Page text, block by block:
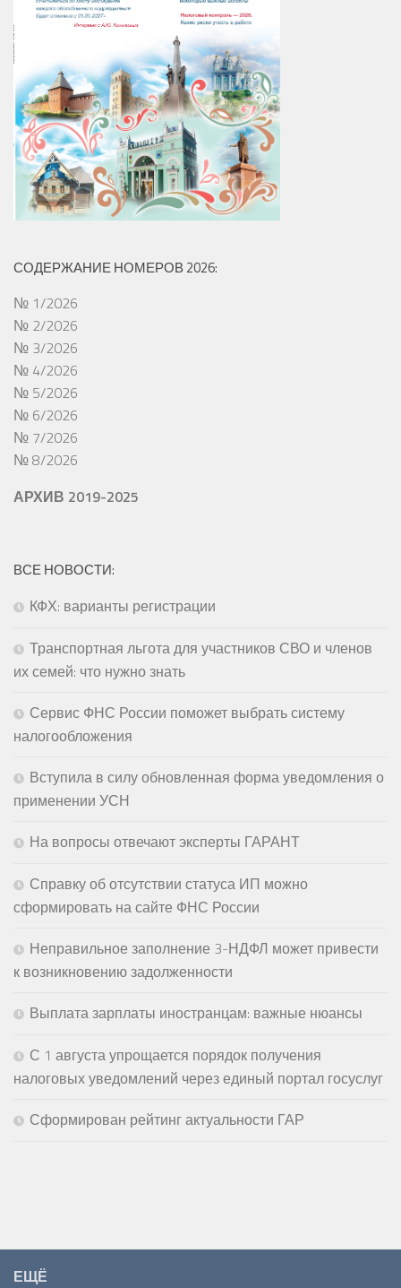
СОДЕРЖАНИЕ НОМЕРОВ 2026:
№ 1/2026
№ 2/2026
№ 3/2026
№ 4/2026
№ 5/2026
№ 6/2026
№ 7/2026
№ 8/2026
АРХИВ 2019-2025
ВСЕ НОВОСТИ:
КФХ: варианты регистрации
Транспортная льгота для участников СВО и членов
их семей: что нужно знать
Сервис ФНС России поможет выбрать систему
налогообложения
Вступила в силу обновленная форма уведомления о
применении УСН
На вопросы отвечают эксперты ГАРАНТ
Справку об отсутствии статуса ИП можно
сформировать на сайте ФНС России
Неправильное заполнение 3-НДФЛ может привести
к возникновению задолженности
Выплата зарплаты иностранцам: важные нюансы
С 1 августа упрощается порядок получения
налоговых уведомлений через единый портал госуслуг
Сформирован рейтинг актуальности ГАР
ЕЩЁ